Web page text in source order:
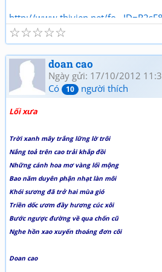
http://www.thivien.net/
☆
☆
☆
☆
☆
doan cao
Ngày gửi: 17/10/2012
Có
10 người thích
Lối xưa
Trời xanh mây trắng lững lờ trôi
Nắng toả trên cao trải khắp đồi
Những cánh hoa mơ vàng lối mộng
Bao năm duyên phận nhạt làn môi
Khói sương đã trở hai mùa gió
Triền dốc ươm đầy hương cúc xôi
Bước ngược đường về qua chốn cũ
Nghe hồn xao xuyến thoáng đơn côi
Doan cao